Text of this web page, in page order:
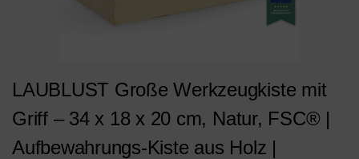
LAUBLUST Große Werkzeugkiste mit
Griff – 34 x 18 x 20 cm, Natur, FSC® |
Aufbewahrungs-Kiste aus Holz |